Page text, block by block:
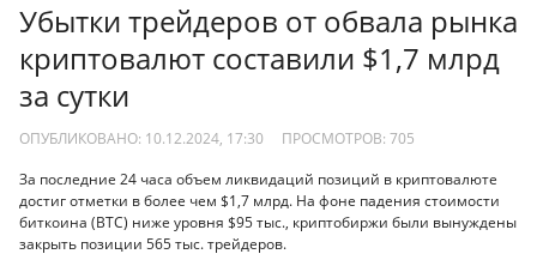
Убытки трейдеров от обвала рынка
криптовалют составили $1,7 млрд
за сутки
ОПУБЛИКОВАНО: 10.12.2024, 17:30 ПРОСМОТРОВ: 705
За последние 24 часа объем ликвидаций позиций в криптовалюте
достиг отметки в более чем $1,7 млрд. На фоне падения стоимости
биткоина (BTC) ниже уровня $95 тыс., криптобиржи были вынуждены
закрыть позиции 565 тыс. трейдеров.